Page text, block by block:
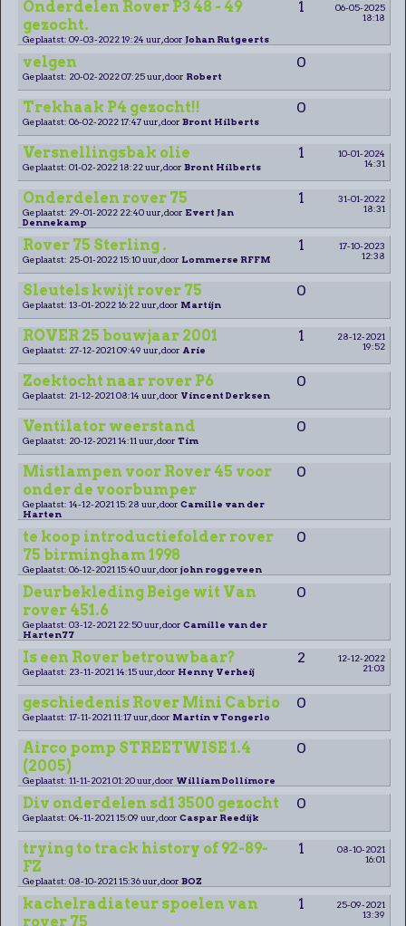
Onderdelen Rover P3 48 - 49
gezocht.
1
06-05-2025
18:18
Geplaatst: 09-03-2022 19:24 uur, door Johan Rutgeerts
velgen 0
Geplaatst: 20-02-2022 07:25 uur, door Robert
Trekhaak P4 gezocht!! 0
Geplaatst: 06-02-2022 17:47 uur, door Bront Hilberts
Versnellingsbak olie 1
10-01-2024
14:31
Geplaatst: 01-02-2022 18:22 uur, door Bront Hilberts
Onderdelen rover 75 1
31-01-2022
18:31
Geplaatst: 29-01-2022 22:40 uur, door Evert Jan
Dennekamp
Rover 75 Sterling . 1
17-10-2023
12:38
Geplaatst: 25-01-2022 15:10 uur, door Lommerse RFFM
Sleutels kwijt rover 75 0
Geplaatst: 13-01-2022 16:22 uur, door Martijn
ROVER 25 bouwjaar 2001 1
28-12-2021
19:52
Geplaatst: 27-12-2021 09:49 uur, door Arie
Zoektocht naar rover P6 0
Geplaatst: 21-12-2021 08:14 uur, door Vincent Derksen
Ventilator weerstand 0
Geplaatst: 20-12-2021 14:11 uur, door Tim
Mistlampen voor Rover 45 voor
onder de voorbumper
0
Geplaatst: 14-12-2021 15:28 uur, door Camille van der
Harten
te koop introductiefolder rover
75 birmingham 1998
0
Geplaatst: 06-12-2021 15:40 uur, door john roggeveen
Deurbekleding Beige wit Van
rover 451.6
0
Geplaatst: 03-12-2021 22:50 uur, door Camille van der
Harten77
Is een Rover betrouwbaar? 2
12-12-2022
21:03
Geplaatst: 23-11-2021 14:15 uur, door Henny Verheij
geschiedenis Rover Mini Cabrio 0
Geplaatst: 17-11-2021 11:17 uur, door Martin v Tongerlo
Airco pomp STREETWISE 1.4
(2005)
0
Geplaatst: 11-11-2021 01:20 uur, door William Dollimore
Div onderdelen sd1 3500 gezocht 0
Geplaatst: 04-11-2021 15:09 uur, door Caspar Reedijk
trying to track history of 92-89-
FZ
1
08-10-2021
16:01
Geplaatst: 08-10-2021 15:36 uur, door BOZ
kachelradiateur spoelen van
rover 75
1
25-09-2021
13:39